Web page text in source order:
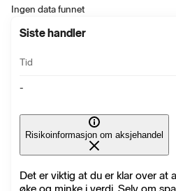
Ingen data funnet
Siste handler
Tid
-
Risikoinformasjon om aksjehandel
Det er viktig at du er klar over at
øke og minke i verdi. Selv om